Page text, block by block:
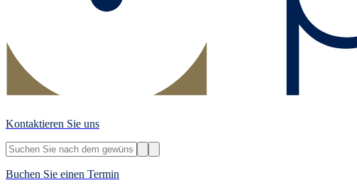
Kontaktieren Sie uns
Buchen Sie einen Termin